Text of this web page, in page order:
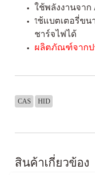
ใช้พลังงานจาก
ใช้แบตเตอรี่ขน
ชาร์จไฟได้
ผลิตภัณฑ์จากป
CAS HID
สินค้าเกี่ยวข้อง